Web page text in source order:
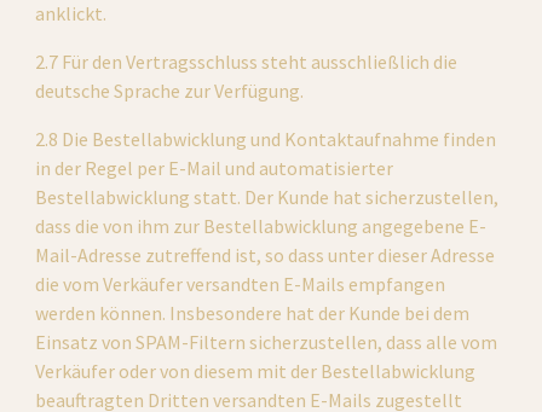
anklickt.
2.7 Für den Vertragsschluss steht ausschließlich die
deutsche Sprache zur Verfügung.
2.8 Die Bestellabwicklung und Kontaktaufnahme finden
in der Regel per E-Mail und automatisierter
Bestellabwicklung statt. Der Kunde hat sicherzustellen,
dass die von ihm zur Bestellabwicklung angegebene E-
Mail-Adresse zutreffend ist, so dass unter dieser Adresse
die vom Verkäufer versandten E-Mails empfangen
werden können. Insbesondere hat der Kunde bei dem
Einsatz von SPAM-Filtern sicherzustellen, dass alle vom
Verkäufer oder von diesem mit der Bestellabwicklung
beauftragten Dritten versandten E-Mails zugestellt